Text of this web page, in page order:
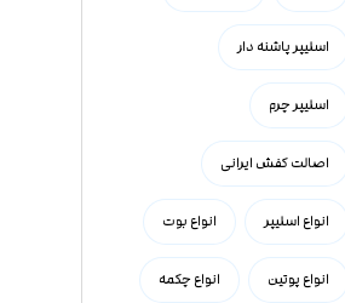
اسلیپر پاشنه دار
اسلیپر چرم
اصالت کفش ایرانی
انواع اسلیپر انواع بوت
انواع پوتین انواع چکمه